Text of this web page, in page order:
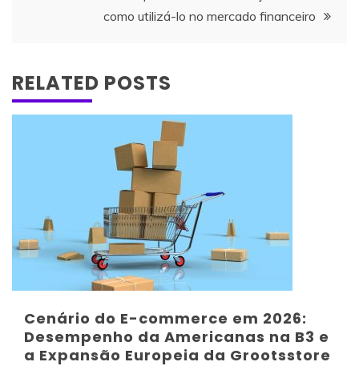
como utilizá-lo no mercado financeiro
RELATED POSTS
Cenário do E-commerce em 2026:
Desempenho da Americanas na B3 e
a Expansão Europeia da Grootsstore